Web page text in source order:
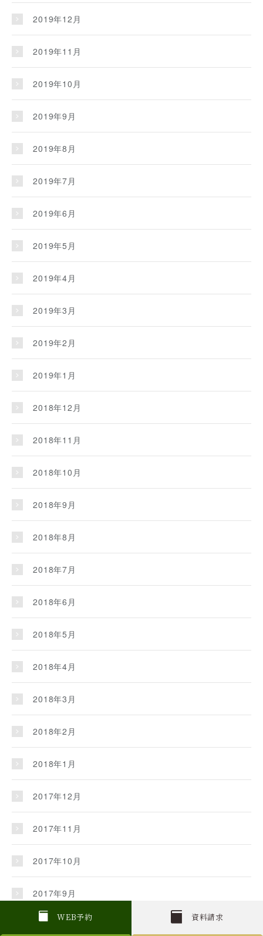
W EB予約 資料請求
2019年12月
2019年11月
2019年10月
2019年9月
2019年8月
2019年7月
2019年6月
2019年5月
2019年4月
2019年3月
2019年2月
2019年1月
2018年12月
2018年11月
2018年10月
2018年9月
2018年8月
2018年7月
2018年6月
2018年5月
2018年4月
2018年3月
2018年2月
2018年1月
2017年12月
2017年11月
2017年10月
2017年9月
2017年8月